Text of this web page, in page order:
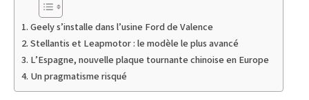
Geely s’installe dans l’usine Ford de Valence
Stellantis et Leapmotor : le modèle le plus avancé
L’Espagne, nouvelle plaque tournante chinoise en Europe
Un pragmatisme risqué